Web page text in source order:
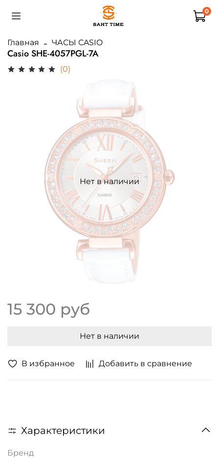
0
Главная ЧАСЫ CASIO
Casio SHE-4057PGL-7A
(0)
В избранное Добавить в сравнение
Нет в наличии
15 300 руб
Нет в наличии
Характеристики
Бренд